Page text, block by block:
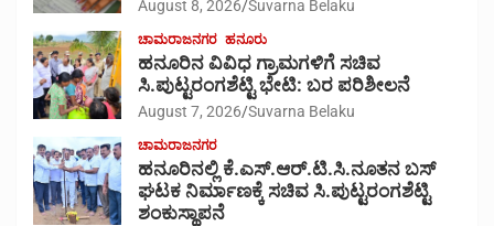
August 8, 2026 Suvarna Belaku
ಚಾಮರಾಜನಗರ ಹನೂರು
ಹನೂರಿನ ವಿವಿಧ ಗ್ರಾಮಗಳಿಗೆ ಸಚಿವ
ಸಿ.ಪುಟ್ಟರಂಗಶೆಟ್ಟಿ ಭೇಟಿ: ಬರ ಪರಿಶೀಲನೆ
August 7, 2026 Suvarna Belaku
ಚಾಮರಾಜನಗರ
ಹನೂರಿನಲ್ಲಿ ಕೆ.ಎಸ್.ಆರ್.ಟಿ.ಸಿ.ನೂತನ ಬಸ್
ಘಟಕ ನಿರ್ಮಾಣಕ್ಕೆ ಸಚಿವ ಸಿ.ಪುಟ್ಟರಂಗಶೆಟ್ಟಿ
ಶಂಕುಸ್ಥಾಪನೆ